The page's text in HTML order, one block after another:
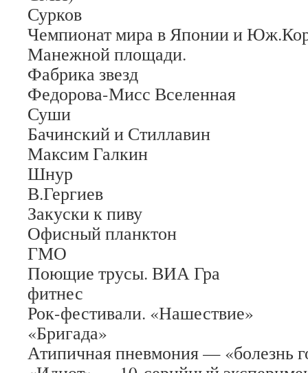
Сурков
Чемпионат мира в Японии и
Манежной площади.
Фабрика звезд
Федорова-Мисс Вселенная
Суши
Бачинский и Стиллавин
Максим Галкин
Шнур
В.Гергиев
Закуски к пиву
Офисный планктон
ГМО
Поющие трусы. ВИА Гра
фитнес
Рок-фестивали. «Нашествие»
«Бригада»
Атипичная пневмония — «болезнь